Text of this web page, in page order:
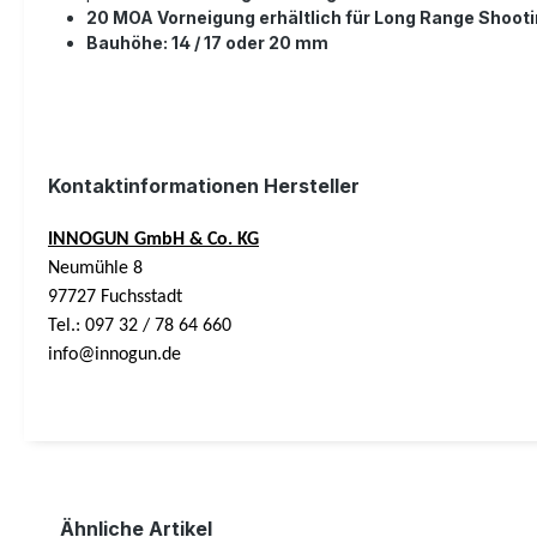
20 MOA Vorneigung erhältlich für Long Range
Bauhöhe: 14 / 17 oder 20 mm
Kontaktinformationen Hersteller
INNOGUN GmbH & Co. KG
Neumühle 8
97727 Fuchsstadt
Tel.: 097 32 / 78 64 660
info@innogun.de
Ähnliche Artikel